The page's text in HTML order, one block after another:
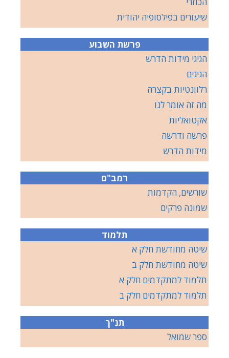
שיעורים בפילסופיה יהודית
פרשת השבוע
הגיגי מידות הדרש
הגיגים
רלוונטיות בקצרה
מה זה אומר לנו
אקטואליות
פרשה ודרשה
מידות הדרש
רמב"ם
שורשים, הקדמות
שמונה פרקים
תלמוד
שיטה מחודשת חלק א
שיטה מחודשת חלק ב
תלמוד למתקדמים חלק א
תלמוד למתקדמים חלק ב
תנ"ך
ספר שמואל